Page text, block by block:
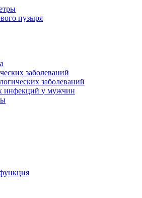
пузыря
заболеваний
заболеваний
инфекций у мужчин